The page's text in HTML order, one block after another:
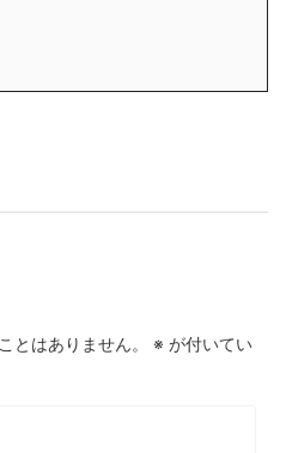
とはありません。 ※ が付いてい